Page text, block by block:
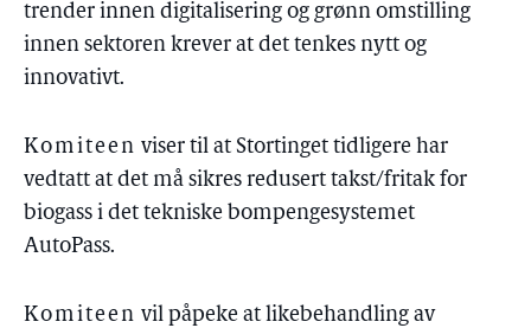
trender innen digitalisering og grønn omstilling
innen sektoren krever at det tenkes nytt og
innovativt.
Komiteen viser til at Stortinget tidligere har
vedtatt at det må sikres redusert takst/fritak for
biogass i det tekniske bompengesystemet
AutoPass.
Komiteen vil påpeke at likebehandling av